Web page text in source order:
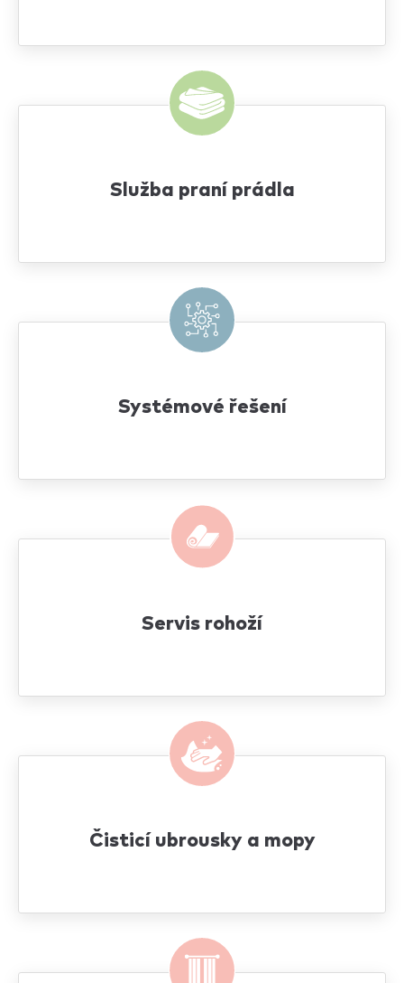
Služba praní prádla
Systémové řešení
Servis rohoží
Čisticí ubrousky a mopy